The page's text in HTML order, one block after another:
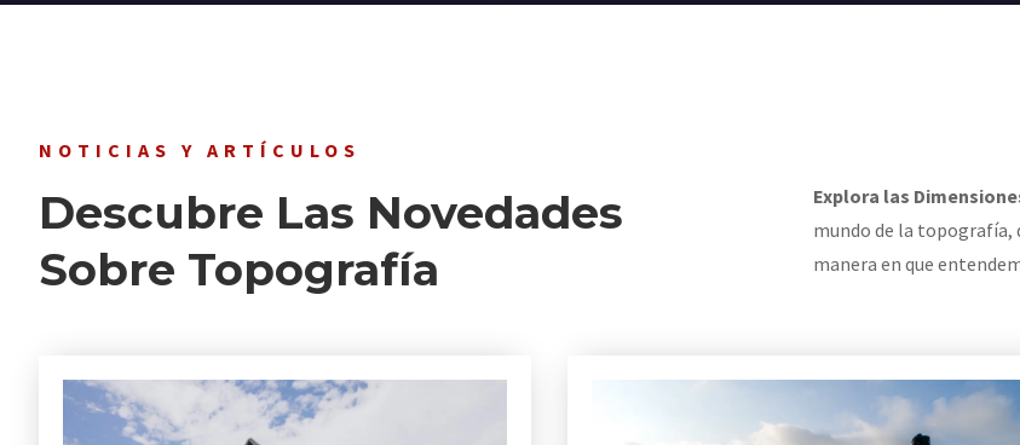
NOTICIAS Y ARTÍCULOS
Descubre Las Novedades
Sobre Topografía
Explora las
mundo de la topografía,
manera en que